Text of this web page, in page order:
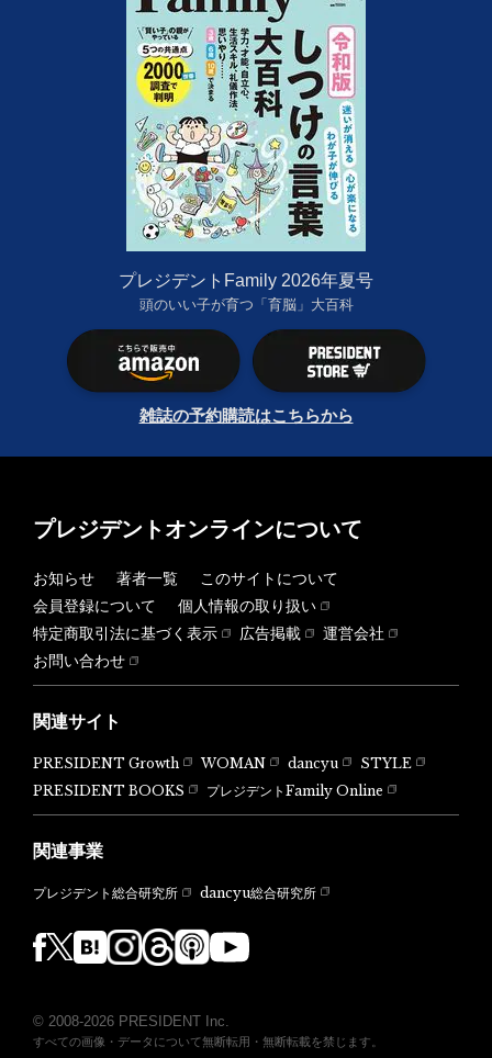
プレジデントFamily 2026年夏号
頭のいい子が育つ「育脳」大百科
雑誌の予約購読はこちらから
プレジデントオンラインについて
お知らせ 著者一覧
このサイトについて
会員登録について
個人情報の取り扱い
特定商取引法に基づく表示
広告掲載
運営会社
お問い合わせ
関連サイト
PRESIDENT Growth WOMAN dancyu
STYLE
PRESIDENT BOOKS
プレジデントFamily Online
関連事業
プレジデント総合研究所 dancyu総合研究所
© 2008-2026 PRESIDENT Inc.
すべての画像・データについて無断転用・無断転載を禁じます。